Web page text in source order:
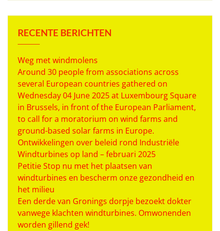
RECENTE BERICHTEN
Weg met windmolens
Around 30 people from associations across
several European countries gathered on
Wednesday 04 June 2025 at Luxembourg Square
in Brussels, in front of the European Parliament,
to call for a moratorium on wind farms and
ground-based solar farms in Europe.
Ontwikkelingen over beleid rond Industriële
Windturbines op land – februari 2025
Petitie Stop nu met het plaatsen van
windturbines en bescherm onze gezondheid en
het milieu
Een derde van Gronings dorpje bezoekt dokter
vanwege klachten windturbines. Omwonenden
worden gillend gek!